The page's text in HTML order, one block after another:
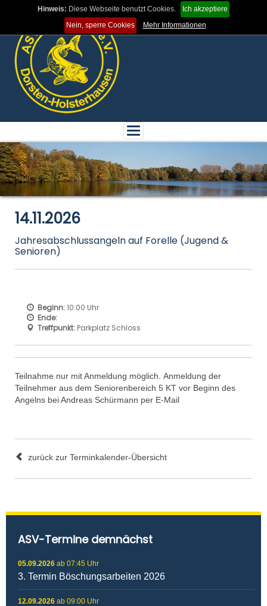
Hinweis: Diese Webseite benutzt Cookies.
Ich akzeptiere
Nein, sperre Cookies
Mehr Informationen
Toggle
navigation
14.11.2026
Jahresabschlussangeln auf Forelle (Jugend &
Senioren)
Beginn:10:00 Uhr
Ende:
Treffpunkt: Parkplatz Schloss
Teilnahme nur mit Anmeldung möglich. Anmeldung der
Teilnehmer aus dem Seniorenbereich 5 KT vor Beginn des
Angelns bei Andreas Schürmann per E-Mail
zurück zur Terminkalender-Übersicht
ASV-Termine demnächst
05.09.2026 ab 07:45 Uhr
3. Termin Böschungsarbeiten 2026
12.09.2026 ab 09:00 Uhr